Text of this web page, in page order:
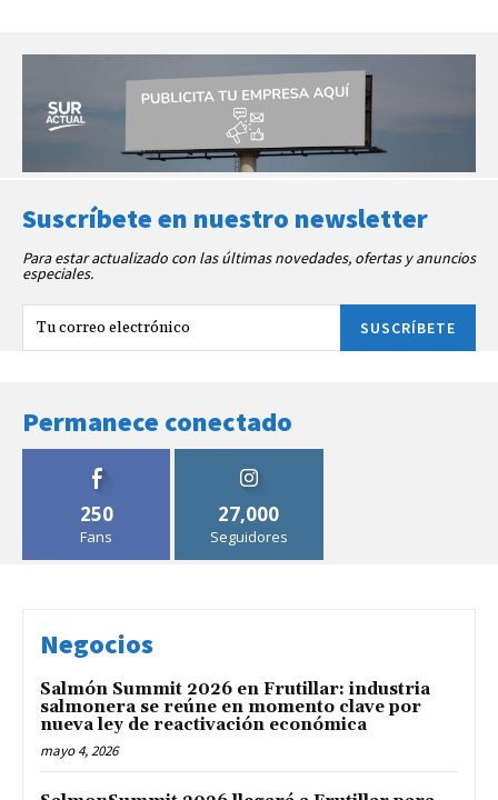
Suscríbete en nuestro newsletter
Para estar actualizado con las últimas novedades, ofertas y anuncios
especiales.
SUSCRÍBETE
Permanece conectado
250
Fans
27,000
Seguidores
Negocios
Salmón Summit 2026 en Frutillar: industria
salmonera se reúne en momento clave por
nueva ley de reactivación económica
mayo 4, 2026